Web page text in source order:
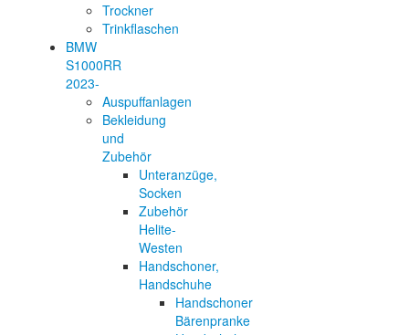
Trockner
Trinkflaschen
BMW
S1000RR
2023-
Auspuffanlagen
Bekleidung
und
Zubehör
Unteranzüge,
Socken
Zubehör
Helite-
Westen
Handschoner,
Handschuhe
Handschoner
Bärenpranke